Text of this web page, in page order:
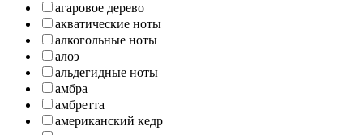
агаровое дерево
акватические ноты
алкогольные ноты
алоэ
альдегидные ноты
амбра
амбретта
американский кедр